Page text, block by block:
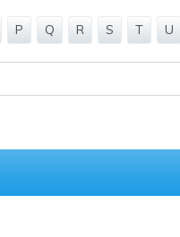
P Q R S T U